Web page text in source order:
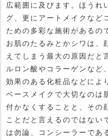
広範囲に及びます。ほうれ
グ、更にアートメイクなど
ための多彩な施術があるの
お肌のたるみとかシワは、
えてしまう最大の原因だと
ルロン酸やコラーゲンなど
効果のある化粧品などによ
ベースメイクで大切なのは
付かなくすることと、その
ことだと言えるのではない
は勿論、コンシーラーであ